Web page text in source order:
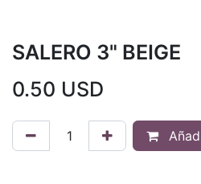
SALERO 3" BEIGE
0.50 USD